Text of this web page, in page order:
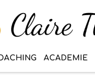
ACADEMIE